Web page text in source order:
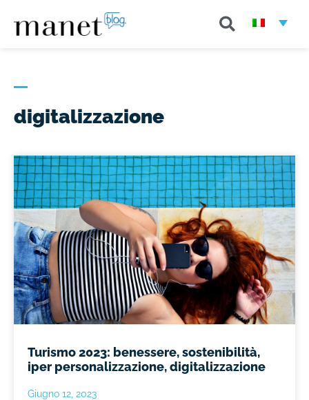
digitalizzazione
Turismo 2023: benessere, sostenibilità,
iper personalizzazione, digitalizzazione
Giugno 12, 2023